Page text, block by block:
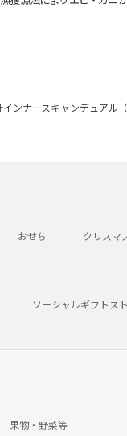
インナースキャンデュア
おせち クリスマ
ソーシャルギフトス
果物・野菜等